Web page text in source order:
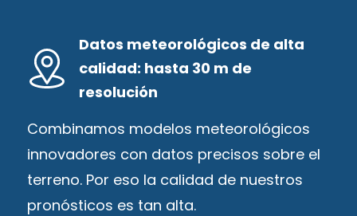
Datos meteorológicos de alta
calidad: hasta 30 m de
resolución
Combinamos modelos meteorológicos
innovadores con datos precisos sobre el
terreno. Por eso la calidad de nuestros
pronósticos es tan alta.